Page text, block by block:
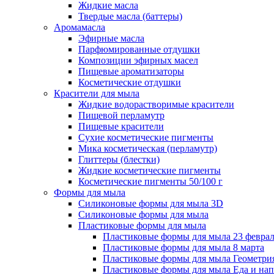
Жидкие масла
Твердые масла (баттеры)
Аромамасла
Эфирные масла
Парфюмированные отдушки
Композиции эфирных масел
Пищевые ароматизаторы
Косметические отдушки
Красители для мыла
Жидкие водорастворимые красители
Пищевой перламутр
Пищевые красители
Сухие косметические пигменты
Мика косметическая (перламутр)
Глиттеры (блестки)
Жидкие косметические пигменты
Косметические пигменты 50/100 г
Формы для мыла
Силиконовые формы для мыла 3D
Силиконовые формы для мыла
Пластиковые формы для мыла
Пластиковые формы для мыла 23
Пластиковые формы для мыла 8 марта
Пластиковые формы для мыла
Пластиковые формы для мыла Еда и